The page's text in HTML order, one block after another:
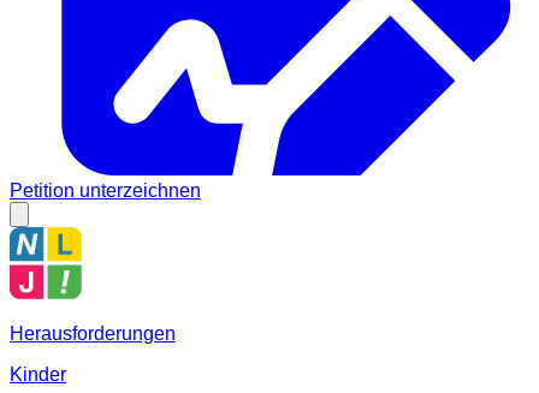
Petition unterzeichnen
Herausforderungen
Kinder